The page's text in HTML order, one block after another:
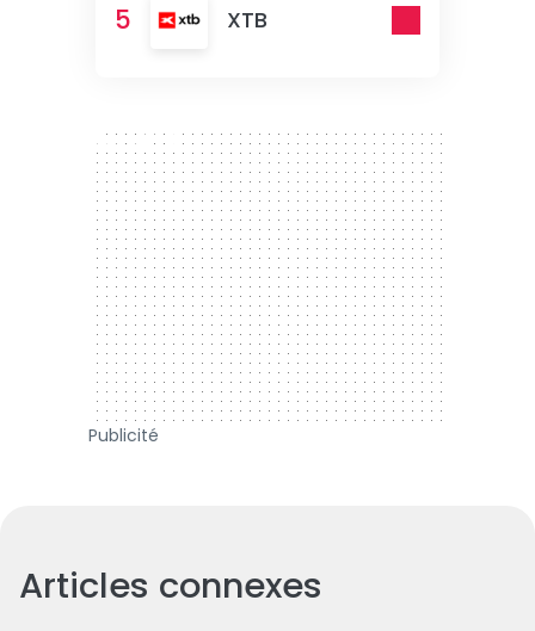
5 XTB
300 x 250
Publicité
Articles connexes